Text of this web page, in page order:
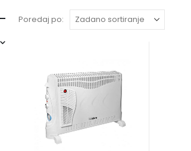
Poredaj po: